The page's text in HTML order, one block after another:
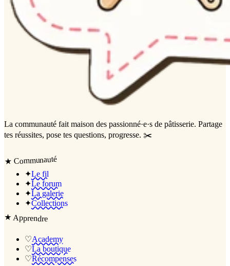
La communauté fait maison des passionné·e·s de pâtisserie. Partage
tes réussites, pose tes questions, progresse. ✂️
★ Communauté
✦Le fil
✦Le forum
✦La galerie
✦Collections
★Apprendre
♡Academy
♡La boutique
♡Récompenses